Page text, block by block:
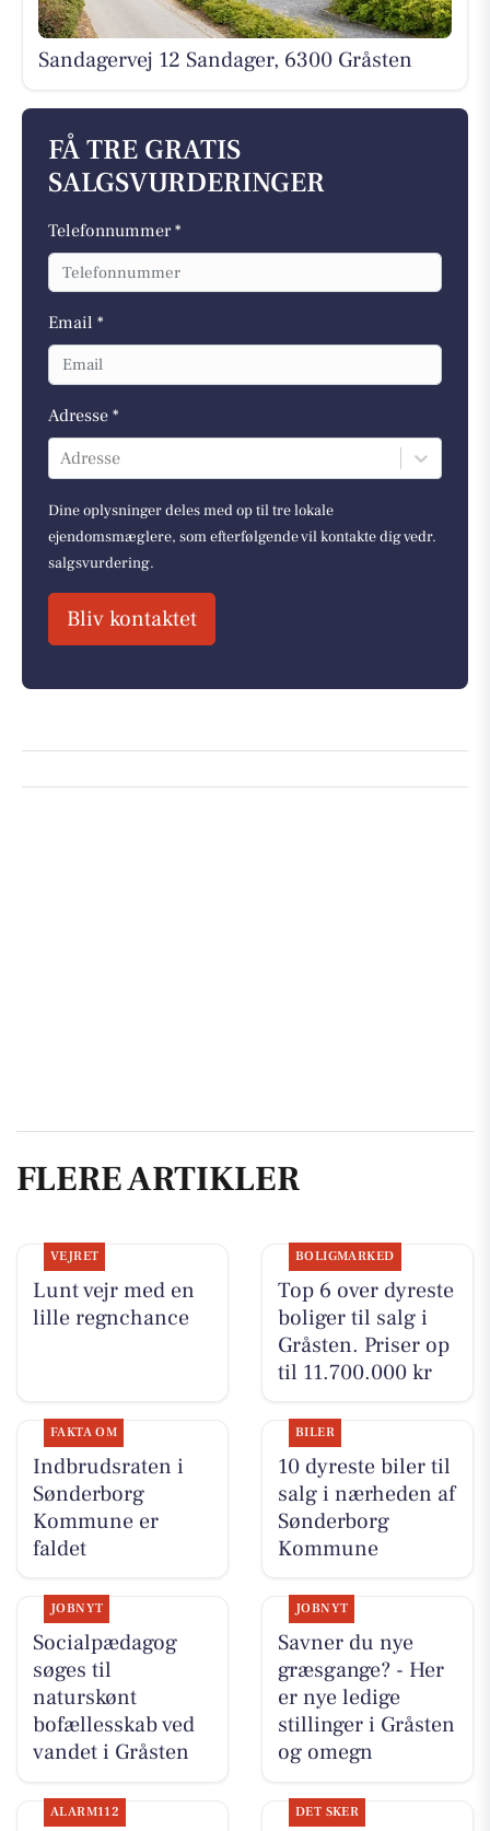
Sandagervej 12 Sandager, 6300 Gråsten
FÅ TRE GRATIS
SALGSVURDERINGER
Telefonnummer *
Email *
Adresse *
Adresse
Dine oplysninger deles med op til tre lokale
ejendomsmæglere, som efterfølgende vil kontakte dig vedr.
salgsvurdering.
Bliv kontaktet
FLERE ARTIKLER
VEJRET
Lunt vejr med en
lille regnchance
BOLIGMARKED
Top 6 over dyreste
boliger til salg i
Gråsten. Priser op
til 11.700.000 kr
FAKTA OM
Indbrudsraten i
Sønderborg
Kommune er
faldet
BILER
10 dyreste biler til
salg i nærheden af
Sønderborg
Kommune
JOBNYT
Socialpædagog
søges til
naturskønt
bofællesskab ved
vandet i Gråsten
JOBNYT
Savner du nye
græsgange? - Her
er nye ledige
stillinger i Gråsten
og omegn
ALARM112 DET SKER